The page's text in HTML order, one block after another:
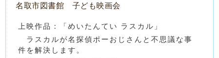
名取市図書館 子ども映画会
上映作品：「めいたんてい ラスカル」
ラスカルが名探偵ポーおじさんと不思議な事
件を解決します。